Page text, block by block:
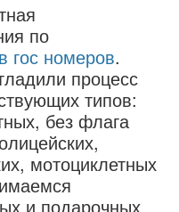
по
гос номеров.
процесс
типов:
без флага
мотоциклетных
и подарочных